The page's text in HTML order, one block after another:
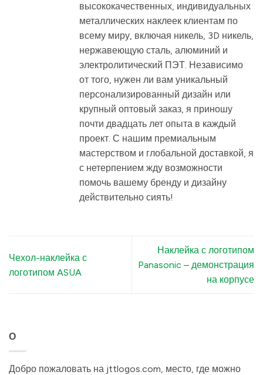
высококачественных, индивидуальных
металлических наклеек клиентам по
всему миру, включая никель, 3D никель,
нержавеющую сталь, алюминий и
электролитический ПЭТ. Независимо
от того, нужен ли вам уникальный
персонализированный дизайн или
крупный оптовый заказ, я приношу
почти двадцать лет опыта в каждый
проект. С нашим премиальным
мастерством и глобальной доставкой, я
с нетерпением жду возможности
помочь вашему бренду и дизайну
действительно сиять!
Чехол-наклейка с
логотипом ASUA
Наклейка с логотипом
Panasonic – демонстрация
на корпусе
О
Добро пожаловать на jttlogos.com, место, где можно